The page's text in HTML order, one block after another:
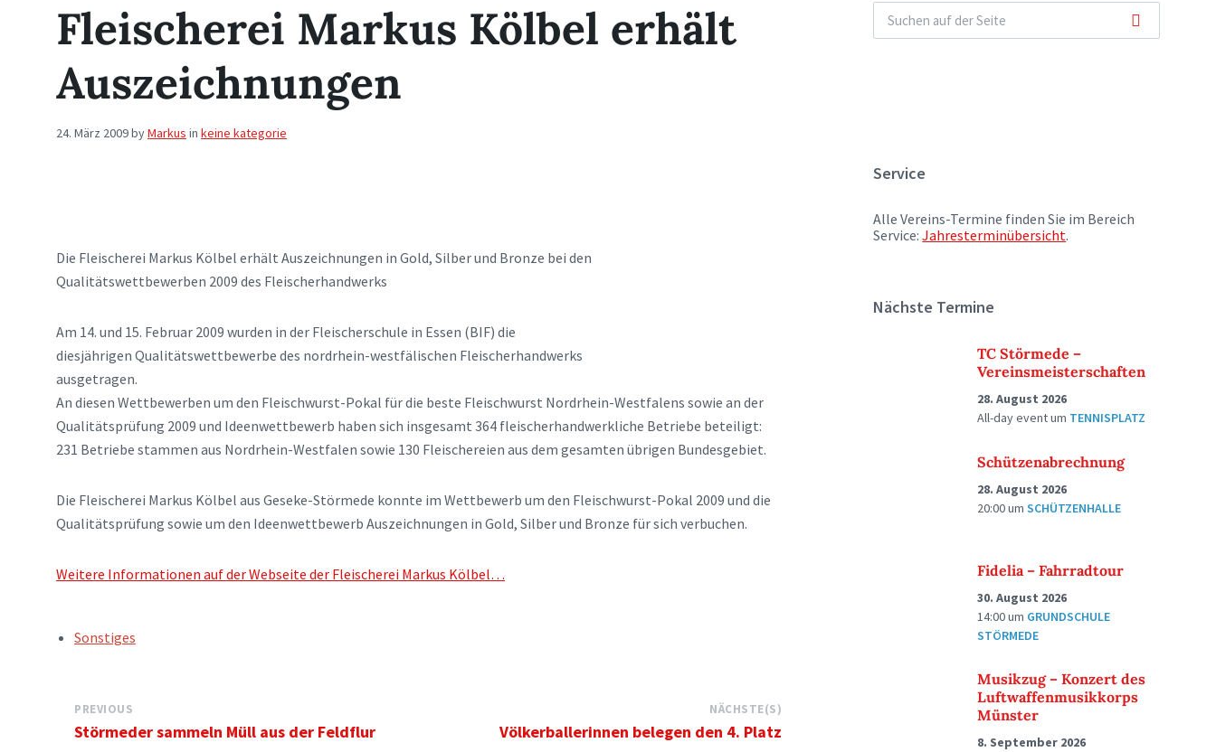
Fleischerei Markus Kölbel erhält
Auszeichnungen
24. März 2009byMarkus in keine kategorie
Die Fleischerei Markus Kölbel erhält Auszeichnungen in Gold, Silber und Bronze bei den
Qualitätswettbewerben 2009 des Fleischerhandwerks
Am 14. und 15. Februar 2009 wurden in der Fleischerschule in Essen (BIF) die
diesjährigen Qualitätswettbewerbe des nordrhein-westfälischen Fleischerhandwerks
ausgetragen.
An diesen Wettbewerben um den Fleischwurst-Pokal für die beste Fleischwurst Nordrhein-Westfalens sowie an der
Qualitätsprüfung 2009 und Ideenwettbewerb haben sich insgesamt 364 fleischerhandwerkliche Betriebe beteiligt:
231 Betriebe stammen aus Nordrhein-Westfalen sowie 130 Fleischereien aus dem gesamten übrigen Bundesgebiet.
Die Fleischerei Markus Kölbel aus Geseke-Störmede konnte im Wettbewerb um den Fleischwurst-Pokal 2009 und die
Qualitätsprüfung sowie um den Ideenwettbewerb Auszeichnungen in Gold, Silber und Bronze für sich verbuchen.
Weitere Informationen auf der Webseite der Fleischerei Markus Kölbel…
TAGS:Sonstiges
PREVIOUS
Störmeder sammeln Müll aus der Feldflur
NÄCHSTE(S)
Völkerballerinnen belegen den 4. Platz
Service
Alle Vereins-Termine finden Sie im Bereich
Service:Jahresterminübersicht.
Nächste Termine
TC Störmede –
Vereinsmeisterschaften
28. August 2026
All-day eventum TENNISPLATZ
Schützenabrechnung
28. August 2026
20:00umSCHÜTZENHALLE
Fidelia – Fahrradtour
30. August 2026
14:00um GRUNDSCHULE
STÖRMEDE
Musikzug – Konzert des
Luftwaffenmusikkorps
Münster
8. September 2026